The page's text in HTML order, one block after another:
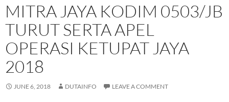
MITRA JAYA KODIM 0503/JB
TURUT SERTA APEL
OPERASI KETUPAT JAYA
2018
JUNE 6, 2018 DUTAINFO LEAVE A COMMENT